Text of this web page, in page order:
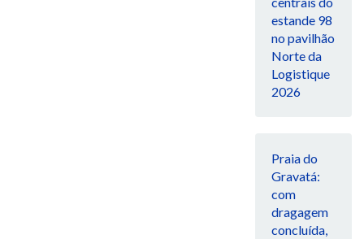
estande 98
no pavilhão
Norte da
Logistique
2026
Praia do
Gravatá:
com
dragagem
concluída,